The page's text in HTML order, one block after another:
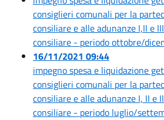
consiglieri comunali per la
consiliare e alle adunanze I,II e
consiliare - periodo ottobre/
16/11/2021 09:44
impegno spesa e liquidazione
consiglieri comunali per la
consiliare e alle adunanze I, II e
consiliare - periodo luglio/